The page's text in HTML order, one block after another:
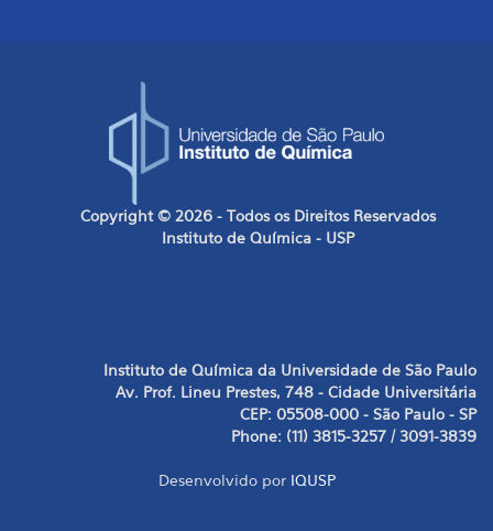
Copyright © 2026 - Todos os Direitos Reservados
Instituto de Química - USP
Instituto de Química da Universidade de São Paulo
Av. Prof. Lineu Prestes, 748 - Cidade Universitária
CEP: 05508-000 - São Paulo - SP
Phone: (11) 3815-3257 / 3091-3839
Desenvolvido por IQUSP